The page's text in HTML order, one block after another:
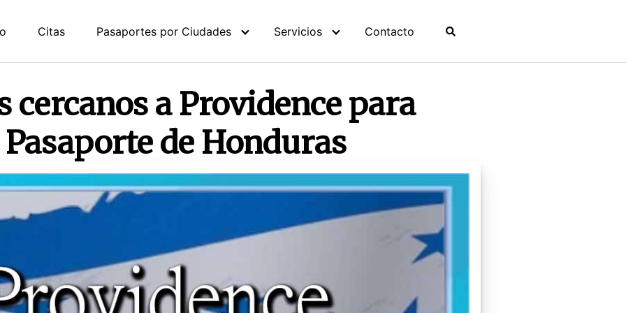
Citas Pasaportes por Ciudades Servicios Contacto
cercanos a Providence para
de Honduras